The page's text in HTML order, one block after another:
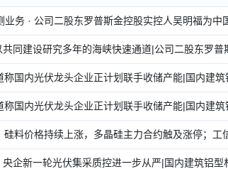
务 · 公司二股东罗普斯金控股实控人吴明福为
同建设研究多年的海峡快速通道|公司二股东罗
称国内光伏龙头企业正计划联手收储产能|国内建
称国内光伏龙头企业正计划联手收储产能|国内建
料价格持续上涨，多晶硅主力合约触及涨停；
企新一轮光伏集采质控进一步从严|国内建筑铝